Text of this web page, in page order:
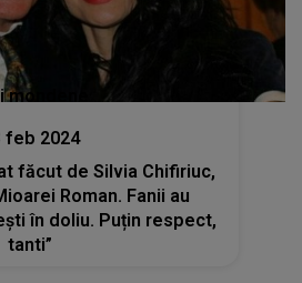
mondene
feb 2024
făcut de Silvia Chifiriuc,
Roman. Fanii au
în doliu. Puțin respect,
tanti”